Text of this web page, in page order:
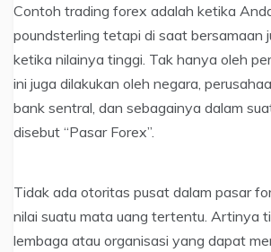
Contoh trading forex adalah ketika
poundsterling tetapi di saat bersamaan
ketika nilainya tinggi. Tak hanya oleh
ini juga dilakukan oleh negara,
bank sentral, dan sebagainya dalam
disebut “Pasar Forex”.
Tidak ada otoritas pusat dalam pasar
nilai suatu mata uang tertentu. Artinya
lembaga atau organisasi yang dapat